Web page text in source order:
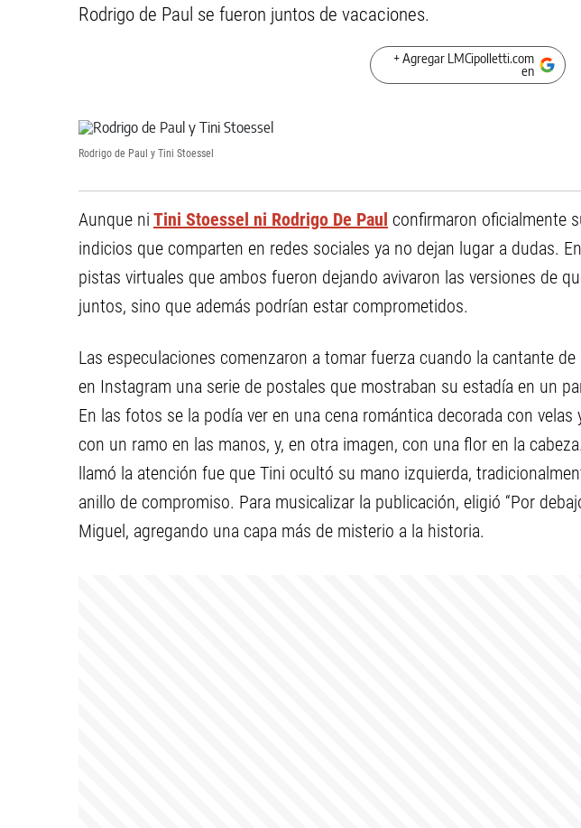
Rodrigo de Paul se fueron juntos de vacaciones.
+ Agregar LMCipolletti.com
en
Rodrigo de Paul y Tini Stoessel
Aunque ni Tini Stoessel ni Rodrigo De Paul confirmaron oficialmente
indicios que comparten en redes sociales ya no dejan lugar a dudas.
pistas virtuales que ambos fueron dejando avivaron las versiones de
juntos, sino que además podrían estar comprometidos.
Las especulaciones comenzaron a tomar fuerza cuando la cantante de
en Instagram una serie de postales que mostraban su estadía en un
En las fotos se la podía ver en una cena romántica decorada con
con un ramo en las manos, y, en otra imagen, con una flor en la
llamó la atención fue que Tini ocultó su mano izquierda,
anillo de compromiso. Para musicalizar la publicación, eligió “Por
Miguel, agregando una capa más de misterio a la historia.